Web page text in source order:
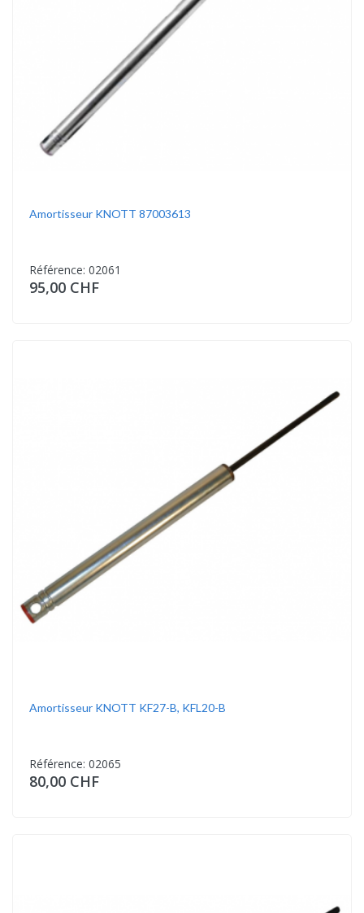
Amortisseur KNOTT 87003613
Référence: 02061
95,00 CHF
Amortisseur KNOTT KF27-B, KFL20-B
Référence: 02065
80,00 CHF